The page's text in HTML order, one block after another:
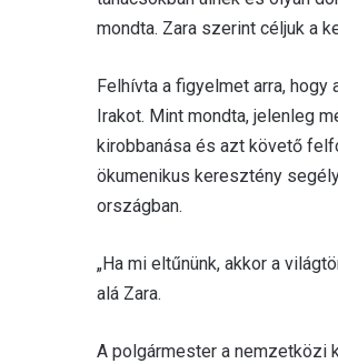
mondta. Zara szerint céljuk a
Felhívta a figyelmet arra,
Irakot. Mint mondta, jelenleg
kirobbanása és azt követő
ökumenikus keresztény
országban.
„Ha mi eltűnünk, akkor a
alá Zara.
A polgármester a nemzetközi